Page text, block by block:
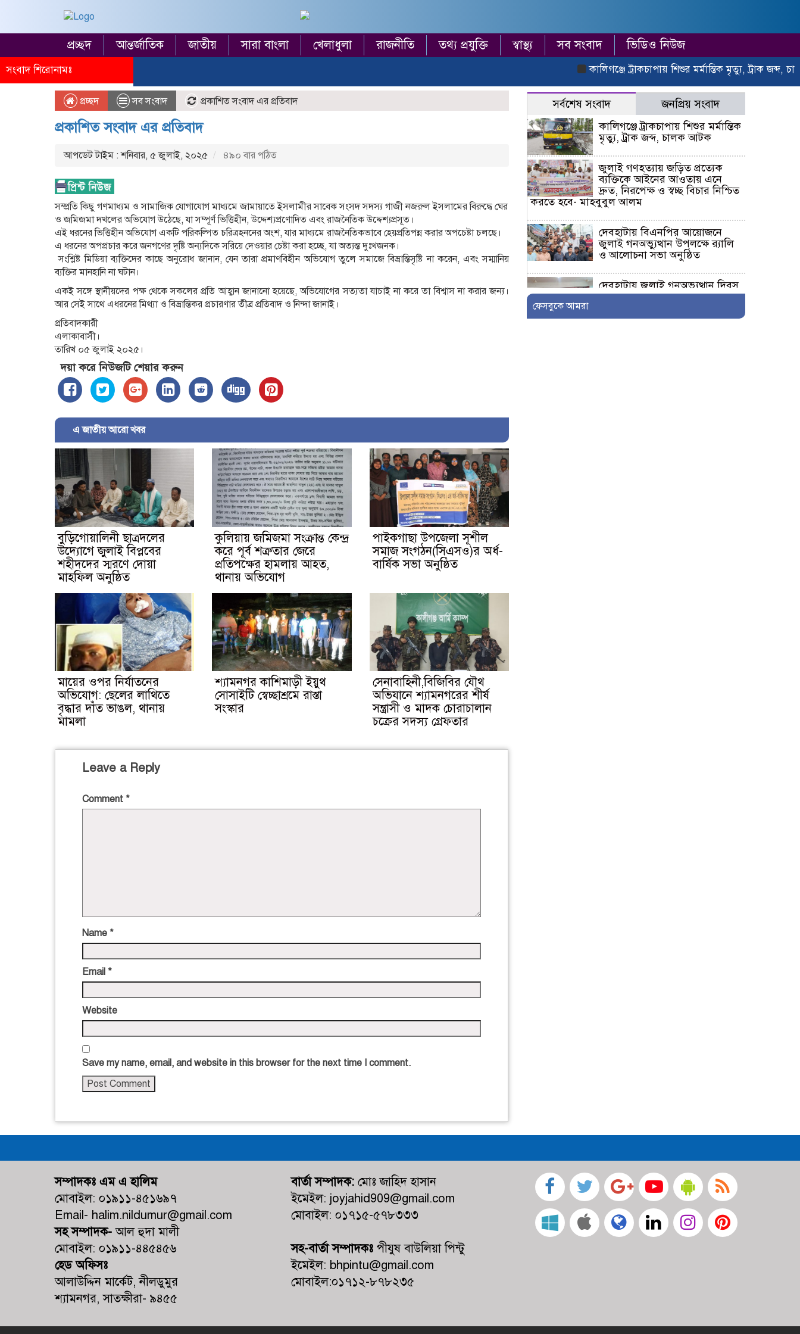
প্রচ্ছদ আন্তর্জাতিক জাতীয় সারা বাংলা খেলাধুলা রাজনীতি তথ্য প্রযুক্তি স্বাস্থ্য সব সংবাদ ভিডিও নিউজ
সংবাদ শিরোনামঃ কালিগঞ্জে ট্রাকচাপায় শিশুর মর্মান্তিক মৃত্যু, ট্রাক জব্দ, চালক
প্রচ্ছদ সব সংবাদ প্রকাশিত সংবাদ এর প্রতিবাদ
প্রকাশিত সংবাদ এর প্রতিবাদ
আপডেট টাইম : শনিবার, ৫ জুলাই, ২০২৫ ৪৯০ বার পঠিত
সম্প্রতি কিছু গণমাধ্যম ও সামাজিক যোগাযোগ মাধ্যমে জামায়াতে ইসলামীর সাবেক সংসদ সদস্য গাজী নজরুল ইসলামের বিরুদ্ধে ঘের
ও জমিজমা দখলের অভিযোগ উঠেছে, যা সম্পূর্ণ ভিত্তিহীন, উদ্দেশ্যপ্রণোদিত এবং রাজনৈতিক উদ্দেশ্যপ্রসূত।
এই ধরনের ভিত্তিহীন অভিযোগ একটি পরিকল্পিত চরিত্রহননের অংশ, যার মাধ্যমে রাজনৈতিকভাবে হেয়প্রতিপন্ন করার অপচেষ্টা চলছে।
এ ধরনের অপপ্রচার করে জনগণের দৃষ্টি অন্যদিকে সরিয়ে দেওয়ার চেষ্টা করা হচ্ছে, যা অত্যন্ত দুঃখজনক।
সংশ্লিষ্ট মিডিয়া ব্যক্তিদের কাছে অনুরোধ জানান, যেন তারা প্রমাণবিহীন অভিযোগ তুলে সমাজে বিভ্রান্তিসৃষ্টি না করেন, এবং সম্মানিয়
ব্যক্তির মানহানি না ঘটান।
একই সঙ্গে স্থানীয়দের পক্ষ থেকে সকলের প্রতি আহ্বান জানানো হয়েছে, অভিযোগের সত্যতা যাচাই না করে তা বিশ্বাস না করার জন্য।
আর সেই সাথে এধরনের মিথ্যা ও বিভ্রান্তিকর প্রচারণার তীব্র প্রতিবাদ ও নিন্দা জানাই।
প্রতিবাদকারী
এলাকাবাসী।
তারিখ ০৫ জুলাই ২০২৫।
দয়া করে নিউজটি শেয়ার করুন
এ জাতীয় আরো খবর
বুড়িগোয়ালিনী ছাত্রদলের
উদ্যোগে জুলাই বিপ্লবের
শহীদদের স্মরণে দোয়া
মাহফিল অনুষ্ঠিত
কুলিয়ায় জমিজমা সংক্রান্ত কেন্দ্র
করে পূর্ব শত্রুতার জেরে
প্রতিপক্ষের হামলায় আহত,
থানায় অভিযোগ
পাইকগাছা উপজেলা সূশীল
সমাজ সংগঠন(সিএসও)র অর্ধ-
বার্ষিক সভা অনুষ্ঠিত
মায়ের ওপর নির্যাতনের
অভিযোগ: ছেলের লাথিতে
বৃদ্ধার দাঁত ভাঙল, থানায়
মামলা
শ্যামনগর কাশিমাড়ী ইয়ুথ
সোসাইটি স্বেচ্ছাশ্রমে রাস্তা
সংস্কার
সেনাবাহিনী,বিজিবির যৌথ
অভিযানে শ্যামনগরের শীর্ষ
সন্ত্রাসী ও মাদক চোরাচালান
চক্রের সদস্য গ্রেফতার
Leave a Reply
Comment *
Name *
Email *
Website
Save my name, email, and website in this browser for the next time I comment.
সর্বশেষ সংবাদ জনপ্রিয় সংবাদ
কালিগঞ্জে ট্রাকচাপায় শিশুর মর্মান্তিক
মৃত্যু, ট্রাক জব্দ, চালক আটক
জুলাই গণহত্যায় জড়িত প্রত্যেক
ব্যক্তিকে আইনের আওতায় এনে
দ্রুত, নিরপেক্ষ ও স্বচ্ছ বিচার নিশ্চিত
করতে হবে- মাহবুবুল আলম
দেবহাটায় বিএনপির আয়োজনে
জুলাই গনঅভ্যুত্থান উপলক্ষে র‍্যালি
ও আলোচনা সভা অনুষ্ঠিত
দেবহাটায় জুলাই গনঅভ্যুত্থান দিবস
উপলক্ষে আলোচনা সভা
ফেসবুকে আমরা
সম্পাদকঃ এম এ হালিম
মোবাইল: ০১৯১১-৪৫১৬৯৭
Email- halim.nildumur@gmail.com
সহ সম্পাদক- আল হুদা মালী
মোবাইল: ০১৯১১-৪৪৫৪৫৬
হেড অফিসঃ
আলাউদ্দিন মার্কেট, নীলডুমুর
শ্যামনগর, সাতক্ষীরা- ৯৪৫৫
বার্তা সম্পাদক:মোঃ জাহিদ হাসান
ইমেইল: joyjahid909@gmail.com
মোবাইল: ০১৭১৫-৫৭৮৩৩৩
সহ-বার্তা সম্পাদকঃপীযুষ বাউলিয়া পিন্টু
ইমেইল: bhpintu@gmail.com
মোবাইল:০১৭১২-৮৭৮২৩৫